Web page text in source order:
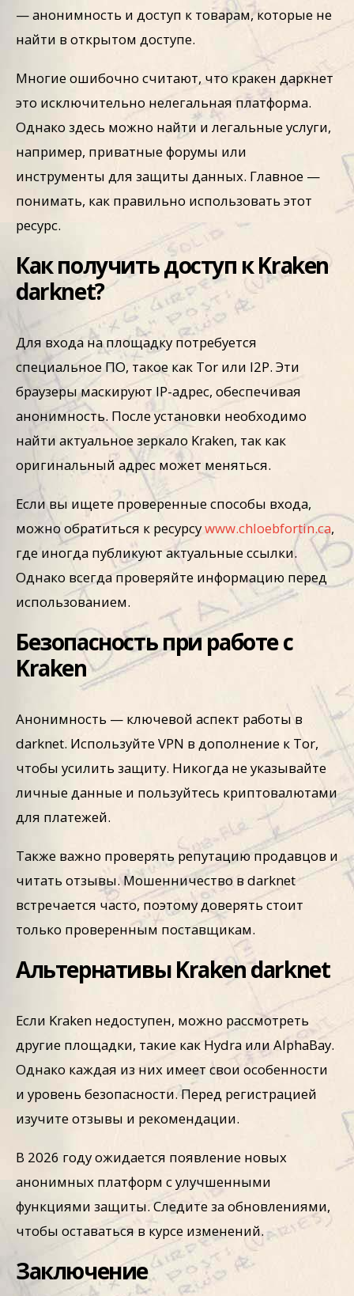
— анонимность и доступ к товарам, которые не
найти в открытом доступе.
Многие ошибочно считают, что кракен даркнет
это исключительно нелегальная платформа.
Однако здесь можно найти и легальные услуги,
например, приватные форумы или
инструменты для защиты данных. Главное —
понимать, как правильно использовать этот
ресурс.
Как получить доступ к Kraken
darknet?
Для входа на площадку потребуется
специальное ПО, такое как Tor или I2P. Эти
браузеры маскируют IP-адрес, обеспечивая
анонимность. После установки необходимо
найти актуальное зеркало Kraken, так как
оригинальный адрес может меняться.
Если вы ищете проверенные способы входа,
можно обратиться к ресурсуwww.chloebfortin.ca,
где иногда публикуют актуальные ссылки.
Однако всегда проверяйте информацию перед
использованием.
Безопасность при работе с
Kraken
Анонимность — ключевой аспект работы в
darknet. Используйте VPN в дополнение к Tor,
чтобы усилить защиту. Никогда не указывайте
личные данные и пользуйтесь криптовалютами
для платежей.
Также важно проверять репутацию продавцов и
читать отзывы. Мошенничество в darknet
встречается часто, поэтому доверять стоит
только проверенным поставщикам.
Альтернативы Kraken darknet
Если Kraken недоступен, можно рассмотреть
другие площадки, такие как Hydra или AlphaBay.
Однако каждая из них имеет свои особенности
и уровень безопасности. Перед регистрацией
изучите отзывы и рекомендации.
В 2026 году ожидается появление новых
анонимных платформ с улучшенными
функциями защиты. Следите за обновлениями,
чтобы оставаться в курсе изменений.
Заключение